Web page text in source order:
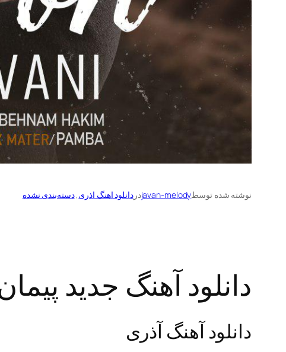
نوشته شده توسطjavan-melodyدردانلود اهنگ اذری, دسته‌بندی نشده
دانلود آهنگ جدید
دانلود آهنگ آذری